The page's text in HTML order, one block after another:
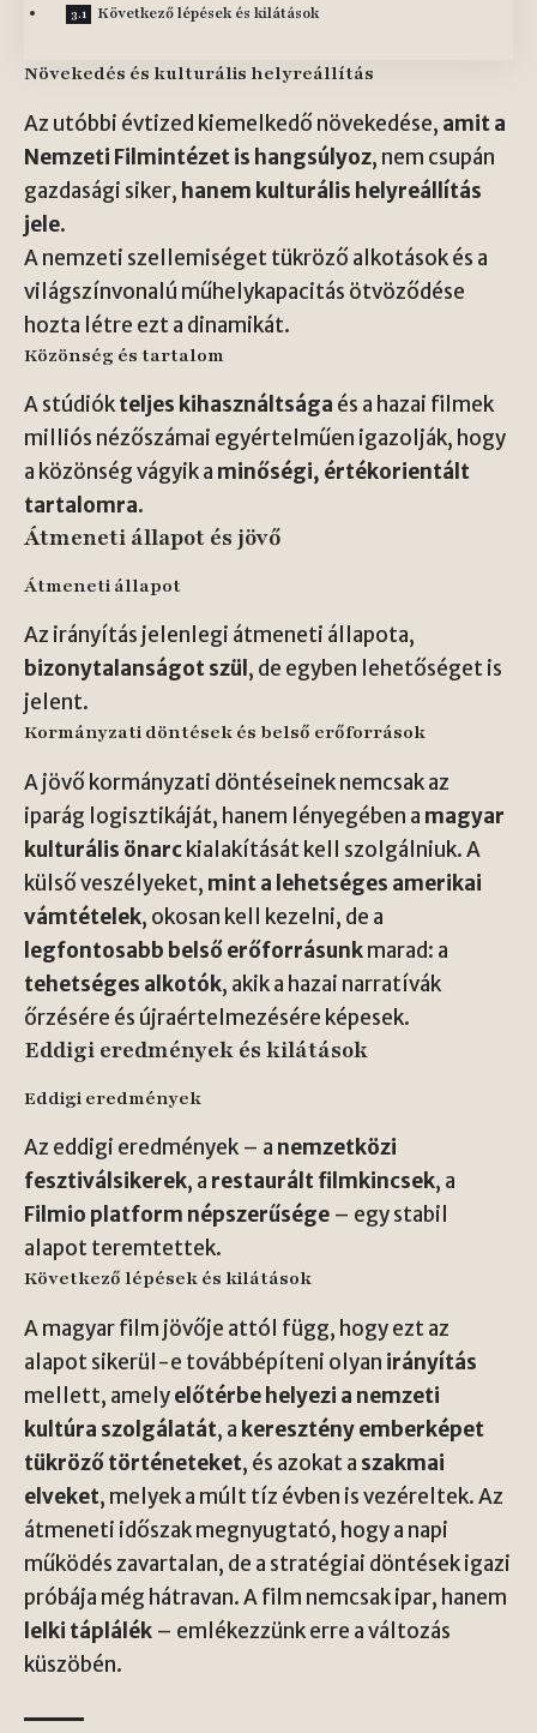
Következő lépések és kilátások
Növekedés és kulturális helyreállítás
Az utóbbi évtized kiemelkedő növekedése, amit a
Nemzeti Filmintézet is hangsúlyoz, nem csupán
gazdasági siker, hanem kulturális helyreállítás
jele.
A nemzeti szellemiséget tükröző alkotások és a
világszínvonalú műhelykapacitás ötvöződése
hozta létre ezt a dinamikát.
Közönség és tartalom
A stúdiókteljes kihasználtsága és a hazai filmek
milliós nézőszámai egyértelműen igazolják, hogy
a közönség vágyik a minőségi, értékorientált
tartalomra.
Átmeneti állapot és jövő
Átmeneti állapot
Az irányítás jelenlegi átmeneti állapota,
bizonytalanságot szül , de egyben lehetőséget is
jelent.
Kormányzati döntések és belső erőforrások
A jövő kormányzati döntéseinek nemcsak az
iparág logisztikáját, hanem lényegében a magyar
kulturális önarckialakítását kell szolgálniuk. A
külső veszélyeket, mint a lehetséges amerikai
vámtételek, okosan kell kezelni, de a
legfontosabb belső erőforrásunkmarad: a
tehetséges alkotók, akik a hazai narratívák
őrzésére és újraértelmezésére képesek.
Eddigi eredmények és kilátások
Eddigi eredmények
Az eddigi eredmények – a nemzetközi
fesztiválsikerek, a restaurált filmkincsek, a
Filmio platform népszerűsége – egy stabil
alapot teremtettek.
Következő lépések és kilátások
A magyar film jövője attól függ, hogy ezt az
alapot sikerül-e továbbépíteni olyan irányítás
mellett, amelyelőtérbe helyezi a nemzeti
kultúra szolgálatát, a keresztény emberképet
tükröző történeteket, és azokat a szakmai
elveket, melyek a múlt tíz évben is vezéreltek. Az
átmeneti időszak megnyugtató, hogy a napi
működés zavartalan, de a stratégiai döntések igazi
próbája még hátravan. A film nemcsak ipar, hanem
lelki táplálék – emlékezzünk erre a változás
küszöbén.